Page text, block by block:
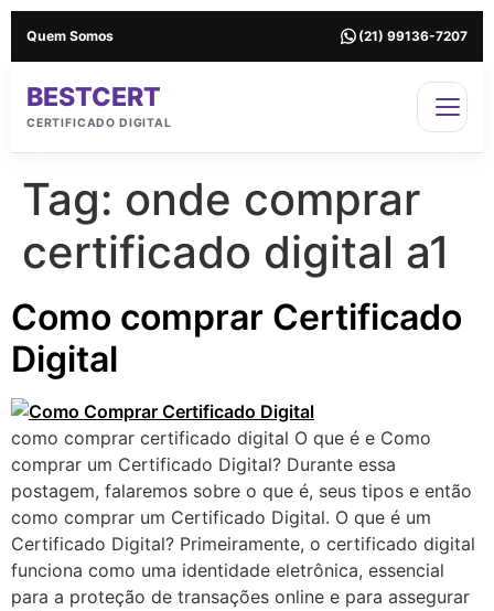
Quem Somos (21) 99136-7207
BESTCERT
CERTIFICADO DIGITAL
Tag: onde comprar
certificado digital a1
Como comprar Certificado
Digital
como comprar certificado digital O que é e Como
comprar um Certificado Digital? Durante essa
postagem, falaremos sobre o que é, seus tipos e então
como comprar um Certificado Digital. O que é um
Certificado Digital? Primeiramente, o certificado digital
funciona como uma identidade eletrônica, essencial
para a proteção de transações online e para assegurar